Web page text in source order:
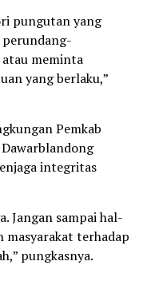
pungutan yang
meminta
yang berlaku,”
Pemkab
integritas
Jangan sampai hal-
masyarakat terhadap
pungkasnya.